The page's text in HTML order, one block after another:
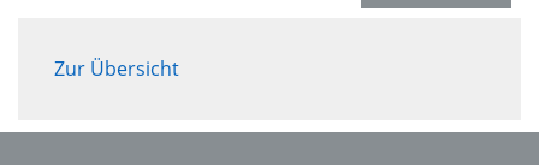
Zur Übersicht